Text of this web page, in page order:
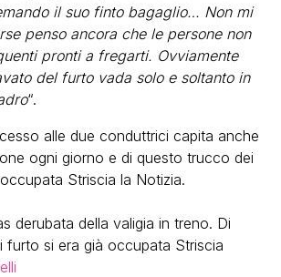
il suo finto bagaglio… Non mi
penso ancora che le persone non
pronti a fregarti. Ovviamente
del furto vada solo e soltanto in
“.
alle due conduttrici capita anche
ogni giorno e di questo trucco dei
Striscia la Notizia.
derubata della valigia in treno. Di
furto si era già occupata Striscia